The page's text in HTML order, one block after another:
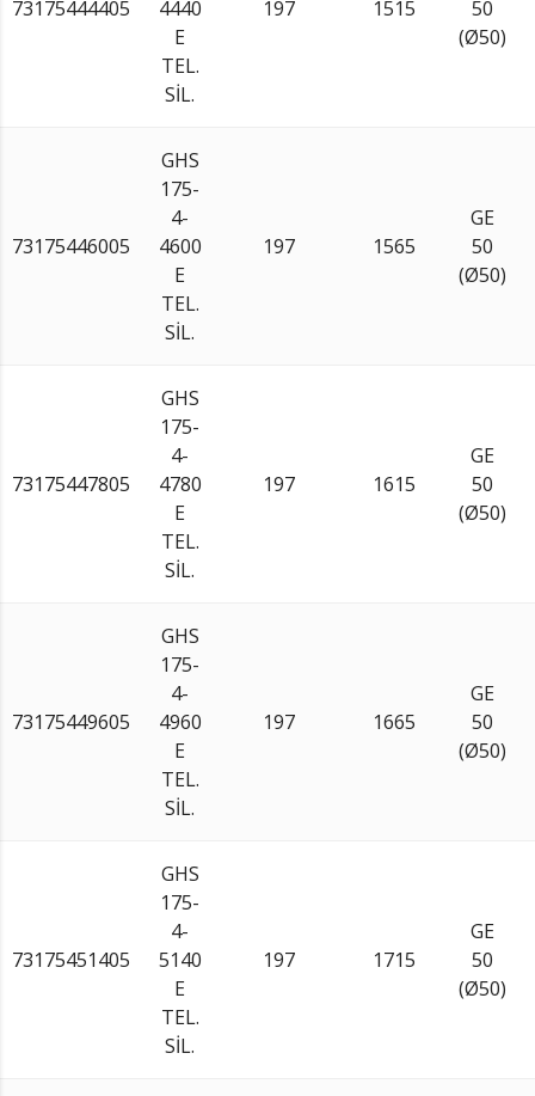
73175444405
4440
E
TEL.
SİL.
197 1515
50
(Ø50)
73175446005
GHS
175-
4-
4600
E
TEL.
SİL.
197 1565
GE
50
(Ø50)
73175447805
GHS
175-
4-
4780
E
TEL.
SİL.
197 1615
GE
50
(Ø50)
73175449605
GHS
175-
4-
4960
E
TEL.
SİL.
197 1665
GE
50
(Ø50)
73175451405
GHS
175-
4-
5140
E
TEL.
SİL.
197 1715
GE
50
(Ø50)